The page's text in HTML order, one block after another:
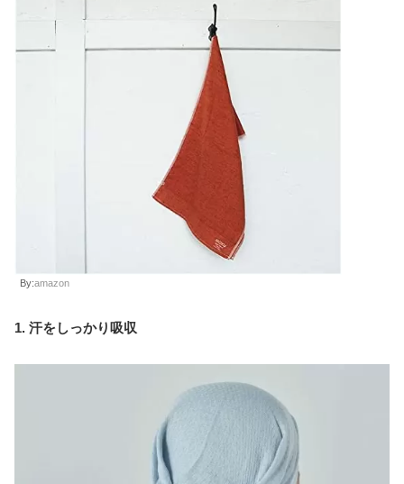
By:amazon
1. 汗をしっかり吸収